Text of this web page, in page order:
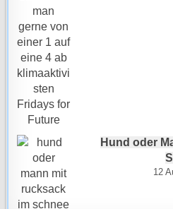
Hund oder
12